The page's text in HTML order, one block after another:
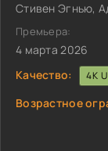
Стивен Эгнью,
Премьера:
4 марта 2026
Качество:
4K
Возрастное